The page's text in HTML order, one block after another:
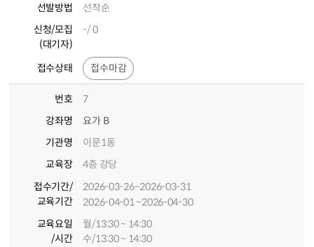
선발방법
선착순
신청/모집
(대기자)
-/ 0
접수상태 접수마감
번호
7
강좌명
요가 B
기관명
이문1동
교육장
4층 강당
접수기간/
교육기간
2026-03-26~2026-03-31
2026-04-01 ~2026-04-30
교육요일
/시간
월/13:30 ~ 14:30
수/13:30 ~ 14:30